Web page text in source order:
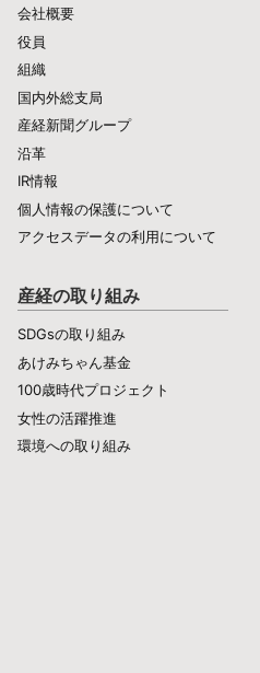
会社概要
役員
組織
国内外総支局
産経新聞グループ
沿革
IR情報
個人情報の保護について
アクセスデータの利用について
産経の取り組み
SDGsの取り組み
あけみちゃん基金
100歳時代プロジェクト
女性の活躍推進
環境への取り組み